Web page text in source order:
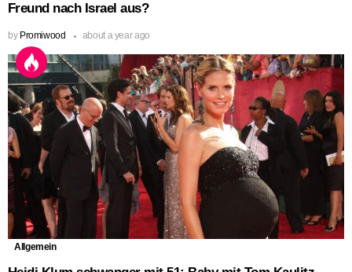
Freund nach Israel aus?
by Promiwood about a year ago
Allgemein